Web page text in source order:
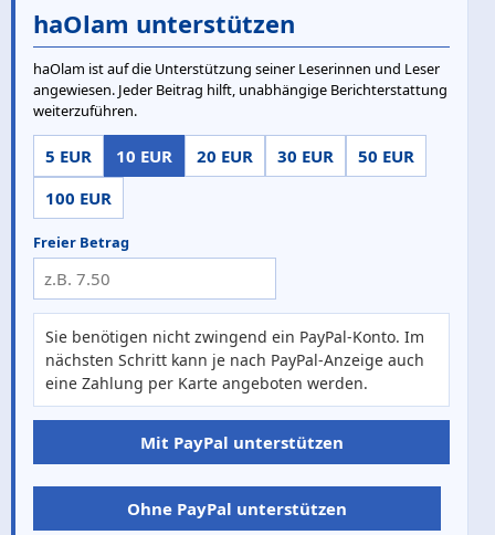
haOlam unterstützen
haOlam ist auf die Unterstützung seiner Leserinnen und Leser
angewiesen. Jeder Beitrag hilft, unabhängige Berichterstattung
weiterzuführen.
5 EUR 10 EUR 20 EUR 30 EUR
50 EUR
100 EUR
Freier Betrag
Sie benötigen nicht zwingend ein PayPal-Konto. Im
nächsten Schritt kann je nach PayPal-Anzeige auch
eine Zahlung per Karte angeboten werden.
Mit PayPal unterstützen
Ohne PayPal unterstützen